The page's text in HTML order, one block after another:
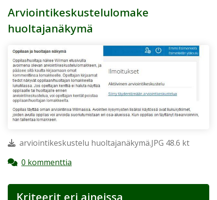
Arviointikeskustelulomake
huoltajanäkymä
arviointikeskustelu huoltajanäkymä.JPG 48.6 kt
0 kommenttia
Kriteerit eri aineissa